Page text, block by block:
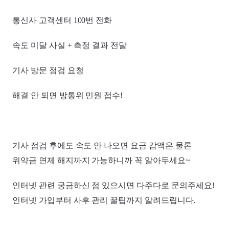
통신사 고객센터 100번 전화
속도 미달 사실 + 측정 결과 전달
기사 방문 점검 요청
해결 안 되면 방통위 민원 접수!
기사 점검 후에도 속도 안 나오면 요금 감액은 물론
위약금 면제 해지까지 가능하니까 꼭 알아두세요~
인터넷 관련 궁금하신 점 있으시면 다주다로 문의주세요!
인터넷 가입부터 사후 관리 꿀팁까지 알려드립니다.